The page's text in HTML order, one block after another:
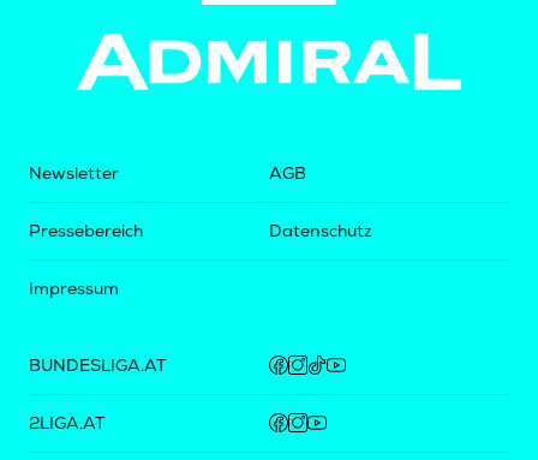
Newsletter
Pressebereich
Impressum
AGB
Datenschutz
BUNDESLIGA.AT
2LIGA.AT